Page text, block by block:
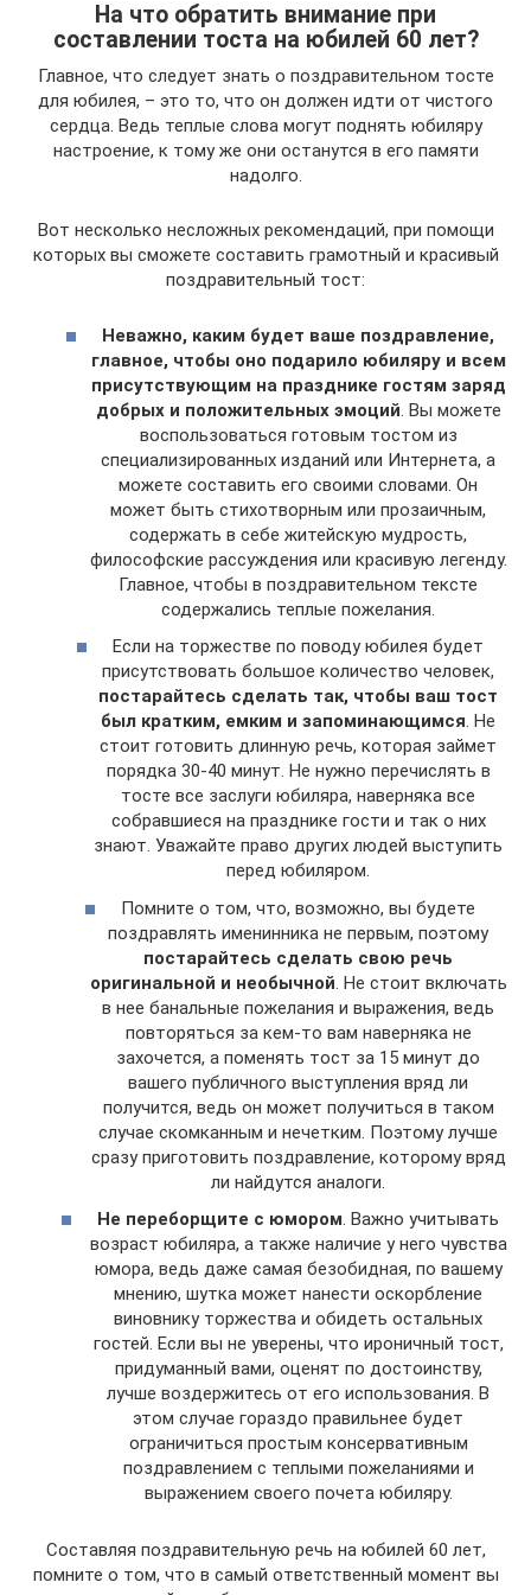
На что обратить внимание при
составлении тоста на юбилей 60 лет?
Главное, что следует знать о поздравительном тосте
для юбилея, – это то, что он должен идти от чистого
сердца. Ведь теплые слова могут поднять юбиляру
настроение, к тому же они останутся в его памяти
надолго.
Вот несколько несложных рекомендаций, при помощи
которых вы сможете составить грамотный и красивый
поздравительный тост:
Неважно, каким будет ваше поздравление,
главное, чтобы оно подарило юбиляру и всем
присутствующим на празднике гостям заряд
добрых и положительных эмоций . Вы можете
воспользоваться готовым тостом из
специализированных изданий или Интернета, а
можете составить его своими словами. Он
может быть стихотворным или прозаичным,
содержать в себе житейскую мудрость,
философские рассуждения или красивую легенду.
Главное, чтобы в поздравительном тексте
содержались теплые пожелания.
Если на торжестве по поводу юбилея будет
присутствовать большое количество человек,
постарайтесь сделать так, чтобы ваш тост
был кратким, емким и запоминающимся. Не
стоит готовить длинную речь, которая займет
порядка 30-40 минут. Не нужно перечислять в
тосте все заслуги юбиляра, наверняка все
собравшиеся на празднике гости и так о них
знают. Уважайте право других людей выступить
перед юбиляром.
Помните о том, что, возможно, вы будете
поздравлять именинника не первым, поэтому
постарайтесь сделать свою речь
оригинальной и необычной . Не стоит включать
в нее банальные пожелания и выражения, ведь
повторяться за кем-то вам наверняка не
захочется, а поменять тост за 15 минут до
вашего публичного выступления вряд ли
получится, ведь он может получиться в таком
случае скомканным и нечетким. Поэтому лучше
сразу приготовить поздравление, которому вряд
ли найдутся аналоги.
Не переборщите с юмором. Важно учитывать
возраст юбиляра, а также наличие у него чувства
юмора, ведь даже самая безобидная, по вашему
мнению, шутка может нанести оскорбление
виновнику торжества и обидеть остальных
гостей. Если вы не уверены, что ироничный тост,
придуманный вами, оценят по достоинству,
лучше воздержитесь от его использования. В
этом случае гораздо правильнее будет
ограничиться простым консервативным
поздравлением с теплыми пожеланиями и
выражением своего почета юбиляру.
Составляя поздравительную речь на юбилей 60 лет,
помните о том, что в самый ответственный момент вы